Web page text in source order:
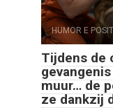
HUMOR E
Tijdens de
muur… de
ze dankzij